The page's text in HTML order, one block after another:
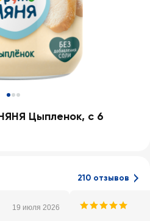
Цыпленок, с 6
210 отзывов
19 июля 2026